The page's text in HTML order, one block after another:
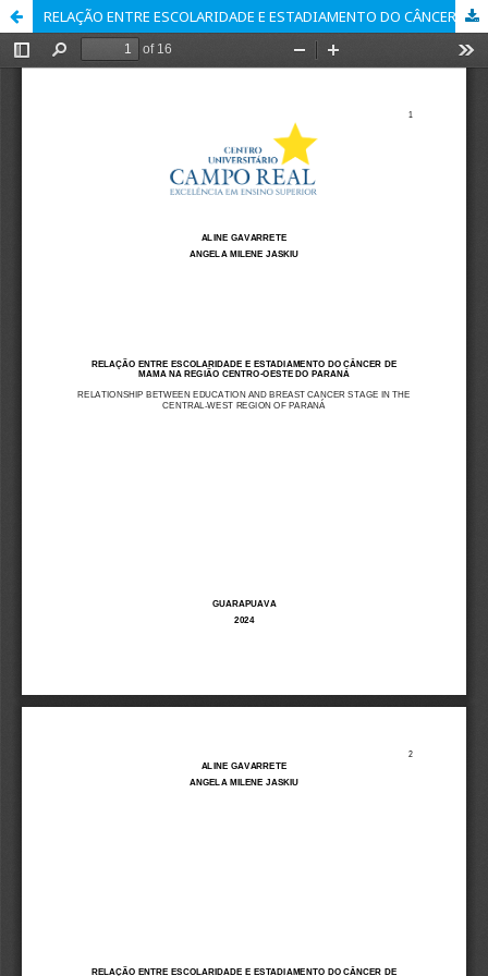
RELAÇÃO ENTRE ESCOLARIDADE E ESTADIAMENTO DO CÂNCER DE MAMA NA REGIÃO CENTRO-OESTE DO PARANÁ